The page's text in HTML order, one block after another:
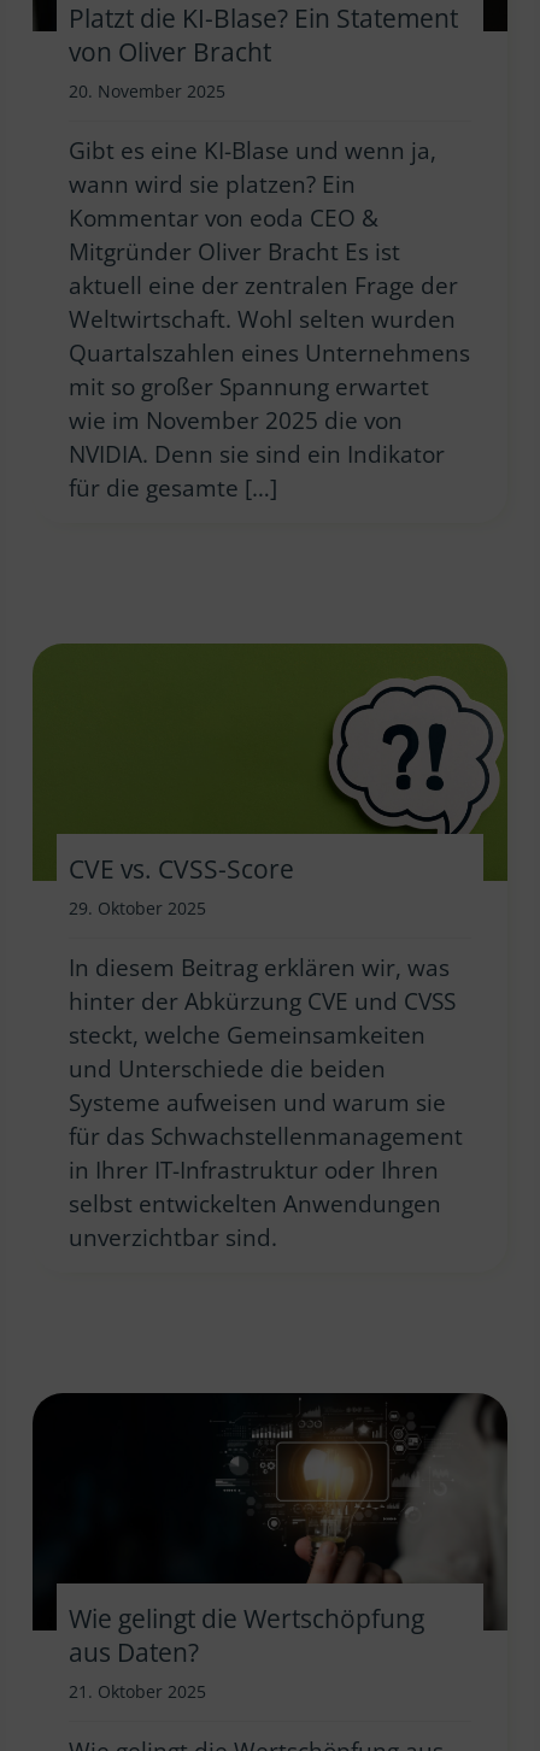
Platzt die KI-Blase? Ein Statement
von Oliver Bracht
20. November 2025
Gibt es eine KI-Blase und wenn ja,
wann wird sie platzen? Ein
Kommentar von eoda CEO &
Mitgründer Oliver Bracht Es ist
aktuell eine der zentralen Frage der
Weltwirtschaft. Wohl selten wurden
Quartalszahlen eines Unternehmens
mit so großer Spannung erwartet
wie im November 2025 die von
NVIDIA. Denn sie sind ein Indikator
für die gesamte […]
CVE vs. CVSS-Score
29. Oktober 2025
In diesem Beitrag erklären wir, was
hinter der Abkürzung CVE und CVSS
steckt, welche Gemeinsamkeiten
und Unterschiede die beiden
Systeme aufweisen und warum sie
für das Schwachstellenmanagement
in Ihrer IT-Infrastruktur oder Ihren
selbst entwickelten Anwendungen
unverzichtbar sind.
Wie gelingt die Wertschöpfung
aus Daten?
21. Oktober 2025